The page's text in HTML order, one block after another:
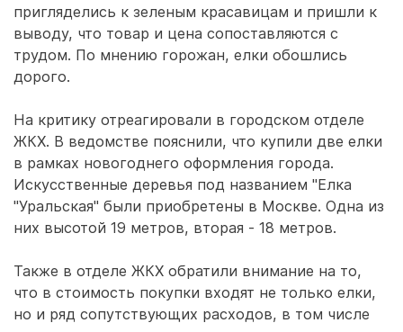
пригляделись к зеленым красавицам и пришли к
выводу, что товар и цена сопоставляются с
трудом. По мнению горожан, елки обошлись
дорого.
На критику отреагировали в городском отделе
ЖКХ. В ведомстве пояснили, что купили две елки
в рамках новогоднего оформления города.
Искусственные деревья под названием "Елка
"Уральская" были приобретены в Москве. Одна из
них высотой 19 метров, вторая - 18 метров.
Также в отделе ЖКХ обратили внимание на то,
что в стоимость покупки входят не только елки,
но и ряд сопутствующих расходов, в том числе